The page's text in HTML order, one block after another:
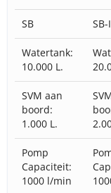
SB SB-
Watertank:
10.000 L.
SVM aan
boord:
1.000 L.
Pomp
Capaciteit:
1000 l/min